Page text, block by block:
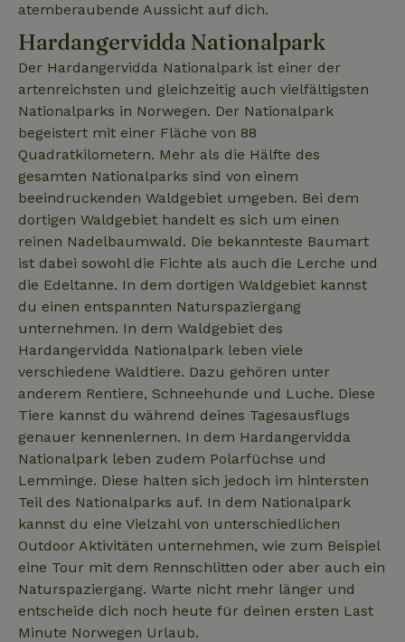
atemberaubende Aussicht auf dich.
Hardangervidda Nationalpark
Der Hardangervidda Nationalpark ist einer der
artenreichsten und gleichzeitig auch vielfältigsten
Nationalparks in Norwegen. Der Nationalpark
begeistert mit einer Fläche von 88
Quadratkilometern. Mehr als die Hälfte des
gesamten Nationalparks sind von einem
beeindruckenden Waldgebiet umgeben. Bei dem
dortigen Waldgebiet handelt es sich um einen
reinen Nadelbaumwald. Die bekannteste Baumart
ist dabei sowohl die Fichte als auch die Lerche und
die Edeltanne. In dem dortigen Waldgebiet kannst
du einen entspannten Naturspaziergang
unternehmen. In dem Waldgebiet des
Hardangervidda Nationalpark leben viele
verschiedene Waldtiere. Dazu gehören unter
anderem Rentiere, Schneehunde und Luche. Diese
Tiere kannst du während deines Tagesausflugs
genauer kennenlernen. In dem Hardangervidda
Nationalpark leben zudem Polarfüchse und
Lemminge. Diese halten sich jedoch im hintersten
Teil des Nationalparks auf. In dem Nationalpark
kannst du eine Vielzahl von unterschiedlichen
Outdoor Aktivitäten unternehmen, wie zum Beispiel
eine Tour mit dem Rennschlitten oder aber auch ein
Naturspaziergang. Warte nicht mehr länger und
entscheide dich noch heute für deinen ersten Last
Minute Norwegen Urlaub.
_nhft_translations www.naturhaeuschen.de
_nhftconstraint_user-
www.naturhaeuschen.de
nature_house_session www.naturhaeuschen.de
_nhft_open-gds-onboarding www.naturhaeuschen.de
_nhftconstraint_open-gds-
onboarding
www.naturhaeuschen.de
_nhftconstraint_safety-
deposit-refund
www.naturhaeuschen.de
group-locations